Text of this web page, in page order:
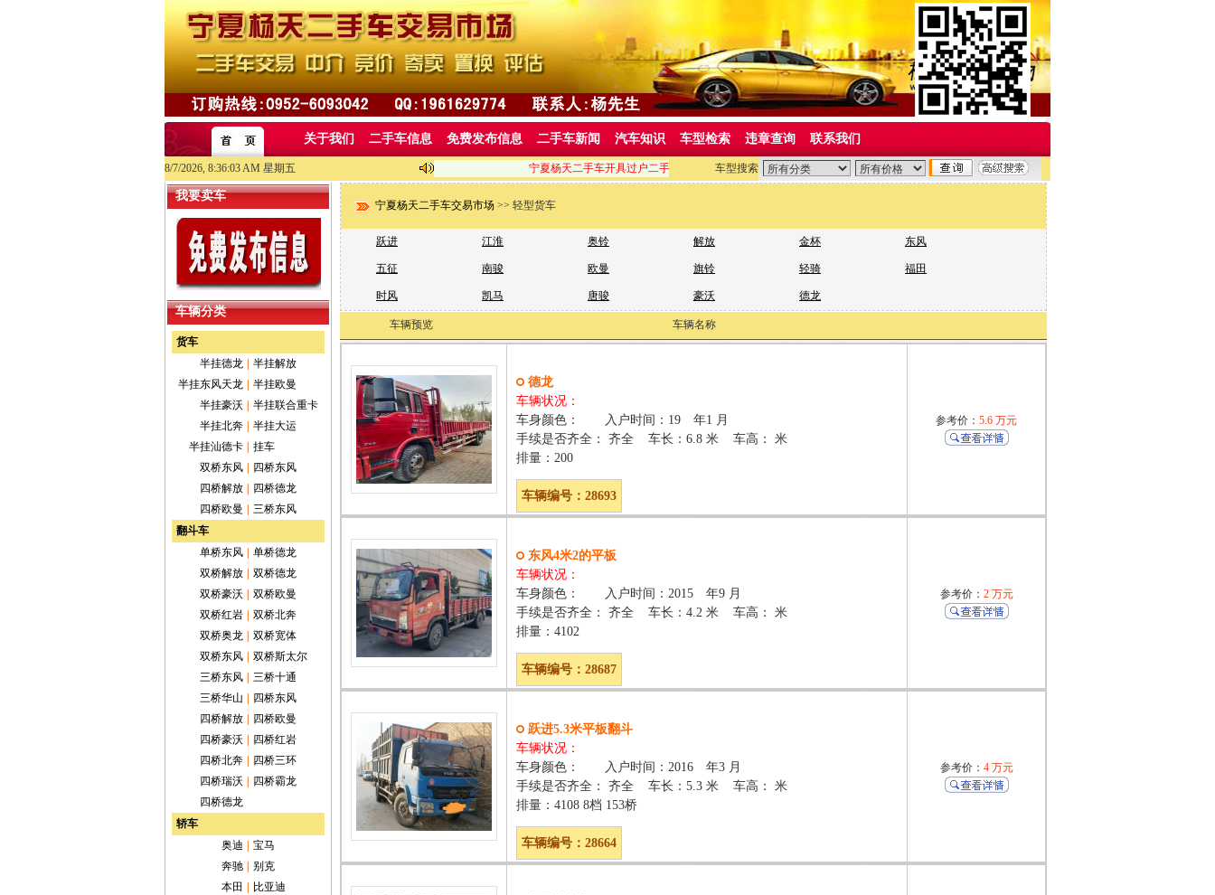
关于我们 二手车信息 免费发布信息 二手车新闻 汽车知识 车型检索 违章查询 联系我们
8/7/2026, 8:36:03 AM 星期五 宁夏杨天二手车开具过户二手车交易发票，地址：平罗县惠农农贸市场内宁夏杨天二手车市场，现有5000多辆各种车型二手车出售，其中3000多
车型搜索
我要卖车
车辆分类
货车
半挂德龙
半挂解放
半挂东风天龙
半挂欧曼
半挂豪沃
半挂联合重卡
半挂北奔
半挂大运
半挂汕德卡
挂车
双桥东风
四桥东风
四桥解放
四桥德龙
四桥欧曼
三桥东风
翻斗车
单桥东风
单桥德龙
双桥解放
双桥德龙
双桥豪沃
双桥欧曼
双桥红岩
双桥北奔
双桥奥龙
双桥宽体
双桥东风
双桥斯太尔
三桥东风
三桥十通
三桥华山
四桥东风
四桥解放
四桥欧曼
四桥豪沃
四桥红岩
四桥北奔
四桥三环
四桥瑞沃
四桥霸龙
四桥德龙
轿车
奥迪
宝马
奔驰
别克
本田
比亚迪
宁夏杨天二手车交易市场 >> 轻型货车
跃进 江淮 奥铃 解放 金杯 东风
五征 南骏 欧曼 旗铃 轻骑 福田
时风 凯马 唐骏 豪沃 德龙
车辆预览 车辆名称
德龙
车辆状况：
车身颜色： 入户时间：19 年1 月
手续是否齐全： 齐全 车长：6.8 米 车高： 米
排量：200
车辆编号：28693
参考价： 5.6 万元
东风4米2的平板
车辆状况：
车身颜色： 入户时间：2015 年9 月
手续是否齐全： 齐全 车长：4.2 米 车高： 米
排量：4102
车辆编号：28687
参考价： 2 万元
跃进5.3米平板翻斗
车辆状况：
车身颜色： 入户时间：2016 年3 月
手续是否齐全： 齐全 车长：5.3 米 车高： 米
排量：4108 8档 153桥
车辆编号：28664
参考价： 4 万元